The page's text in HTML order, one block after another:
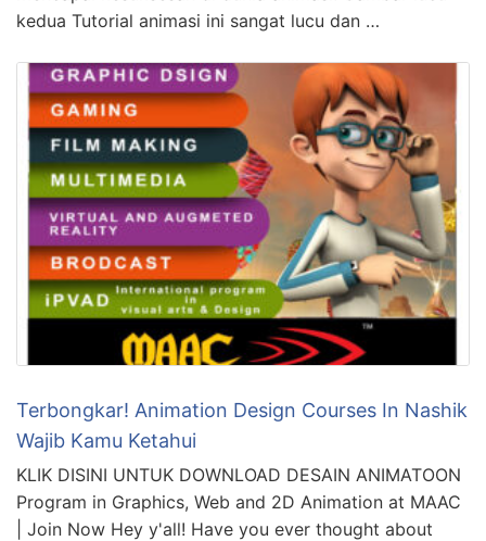
kedua Tutorial animasi ini sangat lucu dan …
Terbongkar! Animation Design Courses In Nashik
Wajib Kamu Ketahui
KLIK DISINI UNTUK DOWNLOAD DESAIN ANIMATOON
Program in Graphics, Web and 2D Animation at MAAC
| Join Now Hey y'all! Have you ever thought about